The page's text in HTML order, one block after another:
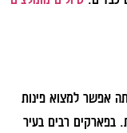
אפשר למצוא פינות
בפארקים רבים בעיר